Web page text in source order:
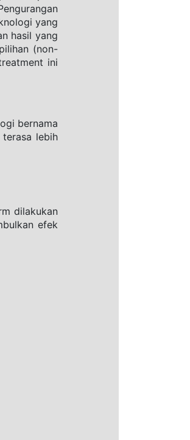
уаng
hasil уаng
(nоn-
ini
bernama
lebih
dilakukan
efek